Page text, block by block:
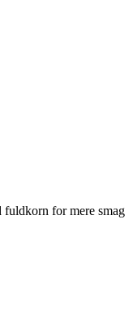
fuldkorn for mere smag